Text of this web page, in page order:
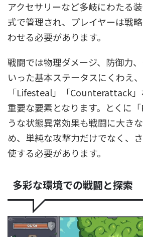
アクセサリーなど多岐にわたる
式で管理され、プレイヤーは戦
わせる必要があります。
戦闘では物理ダメージ、防御力
いった基本ステータスにくわえ、
「Lifesteal」「Counterattack
重要な要素となります。とくに
うな状態異常効果も戦闘に大き
め、単純な攻撃力だけでなく、
使する必要があります。
多彩な環境での戦闘と探索